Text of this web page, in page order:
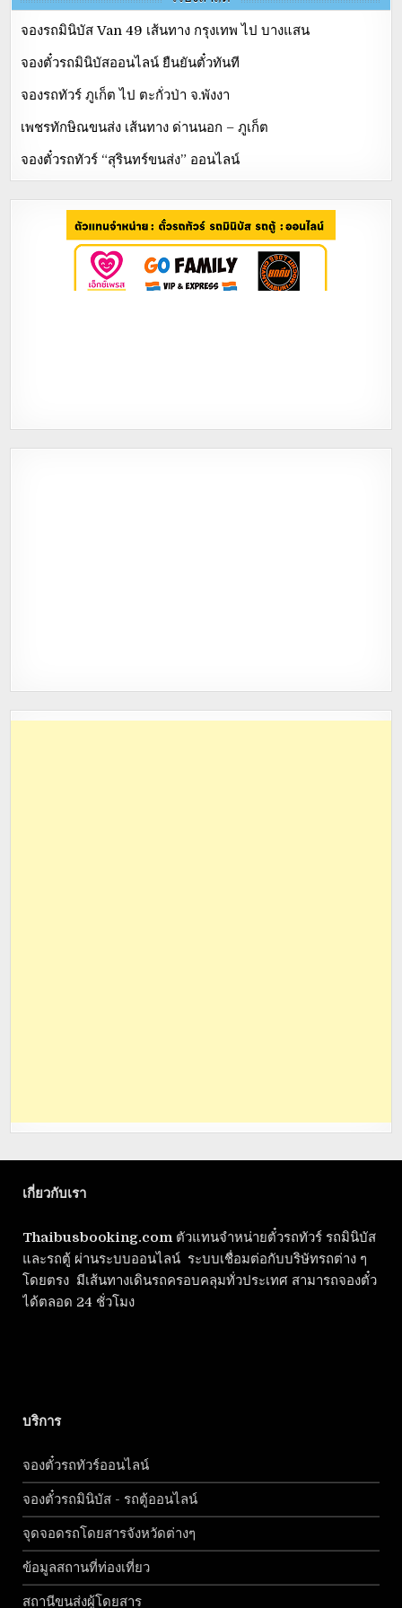
จองรถมินิบัส Van 49 เส้นทาง กรุงเทพ ไป บางแสน
จองตั๋วรถมินิบัสออนไลน์ ยืนยันตั๋วทันที
จองรถทัวร์ ภูเก็ต ไป ตะกั่วป่า จ.พังงา
เพชรทักษิณขนส่ง เส้นทาง ด่านนอก – ภูเก็ต
จองตั๋วรถทัวร์ “สุรินทร์ขนส่ง” ออนไลน์
เกี่ยวกับเรา
Thaibusbooking.com ตัวแทนจำหน่ายตั๋วรถทัวร์ รถมินิบัส
และรถตู้ ผ่านระบบออนไลน์ ระบบเชื่อมต่อกับบริษัทรถต่าง ๆ
โดยตรง มีเส้นทางเดินรถครอบคลุมทั่วประเทศ สามารถจองตั๋ว
ได้ตลอด 24 ชั่วโมง
บริการ
จองตั๋วรถทัวร์ออนไลน์
จองตั๋วรถมินิบัส - รถตู้ออนไลน์
จุดจอดรถโดยสารจังหวัดต่างๆ
ข้อมูลสถานที่ท่องเที่ยว
สถานีขนส่งผู้โดยสาร